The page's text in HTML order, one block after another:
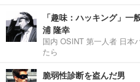
「趣味：ハッキング」
浦 隆幸
国内 OSINT 第一人者 日本
たら
脆弱性診断を盗んだ男